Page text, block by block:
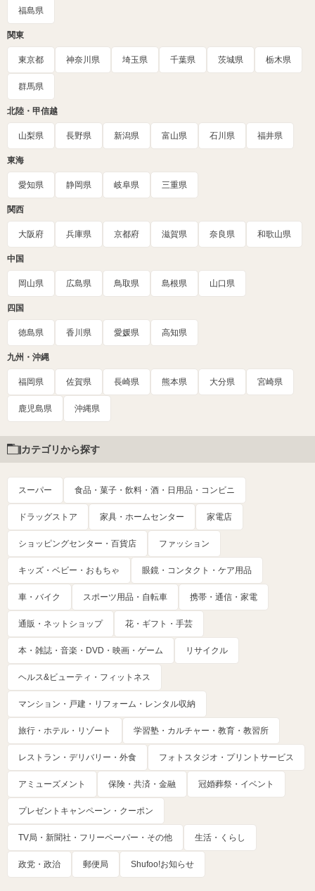
福島県
関東
東京都 神奈川県 埼玉県 千葉県 茨城県 栃木県
群馬県
北陸・甲信越
山梨県 長野県 新潟県 富山県 石川県 福井県
東海
愛知県 静岡県 岐阜県 三重県
関西
大阪府 兵庫県 京都府 滋賀県 奈良県 和歌山県
中国
岡山県 広島県 鳥取県 島根県 山口県
四国
徳島県 香川県 愛媛県 高知県
九州・沖縄
福岡県 佐賀県 長崎県 熊本県 大分県 宮崎県
鹿児島県 沖縄県
カテゴリから探す
スーパー 食品・菓子・飲料・酒・日用品・コンビニ
ドラッグストア 家具・ホームセンター 家電店
ショッピングセンター・百貨店 ファッション
キッズ・ベビー・おもちゃ 眼鏡・コンタクト・ケア用品
車・バイク スポーツ用品・自転車 携帯・通信・家電
通販・ネットショップ 花・ギフト・手芸
本・雑誌・音楽・DVD・映画・ゲーム リサイクル
ヘルス&ビューティ・フィットネス
マンション・戸建・リフォーム・レンタル収納
旅行・ホテル・リゾート 学習塾・カルチャー・教育・教習所
レストラン・デリバリー・外食 フォトスタジオ・プリントサービス
アミューズメント 保険・共済・金融 冠婚葬祭・イベント
プレゼントキャンペーン・クーポン
TV局・新聞社・フリーペーパー・その他 生活・くらし
政党・政治 郵便局 Shufoo!お知らせ